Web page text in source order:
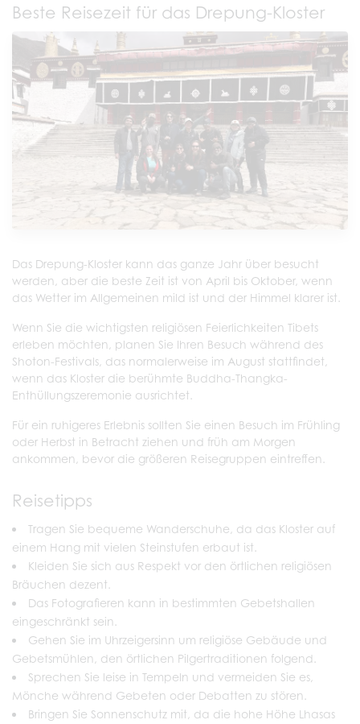
Beste Reisezeit für das Drepung-Kloster
Das Drepung-Kloster kann das ganze Jahr über besucht
werden, aber die beste Zeit ist von April bis Oktober, wenn
das Wetter im Allgemeinen mild ist und der Himmel klarer ist.
Wenn Sie die wichtigsten religiösen Feierlichkeiten Tibets
erleben möchten, planen Sie Ihren Besuch während des
Shoton-Festivals, das normalerweise im August stattfindet,
wenn das Kloster die berühmte Buddha-Thangka-
Enthüllungszeremonie ausrichtet.
Für ein ruhigeres Erlebnis sollten Sie einen Besuch im Frühling
oder Herbst in Betracht ziehen und früh am Morgen
ankommen, bevor die größeren Reisegruppen eintreffen.
Reisetipps
Tragen Sie bequeme Wanderschuhe, da das Kloster auf
einem Hang mit vielen Steinstufen erbaut ist.
Kleiden Sie sich aus Respekt vor den örtlichen religiösen
Bräuchen dezent.
Das Fotografieren kann in bestimmten Gebetshallen
eingeschränkt sein.
Gehen Sie im Uhrzeigersinn um religiöse Gebäude und
Gebetsmühlen, den örtlichen Pilgertraditionen folgend.
Sprechen Sie leise in Tempeln und vermeiden Sie es,
Mönche während Gebeten oder Debatten zu stören.
Bringen Sie Sonnenschutz mit, da die hohe Höhe Lhasas